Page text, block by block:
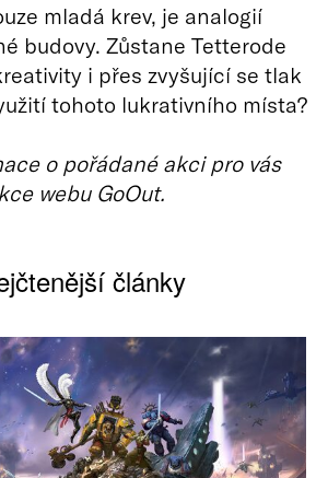
mladá krev, je analogií
budovy. Zůstane Tetterode
i přes zvyšující se tlak
tohoto lukrativního místa?
o pořádané akci pro vás
webu GoOut.
články